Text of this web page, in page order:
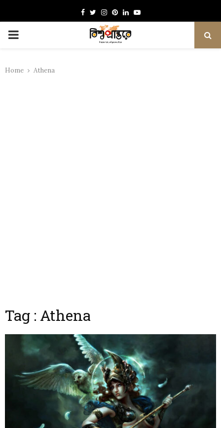
Facebook
TwitterInstagram
Pinterest
LinkedinYoutube
PRIMARY
Home Athena
Tag : Athena